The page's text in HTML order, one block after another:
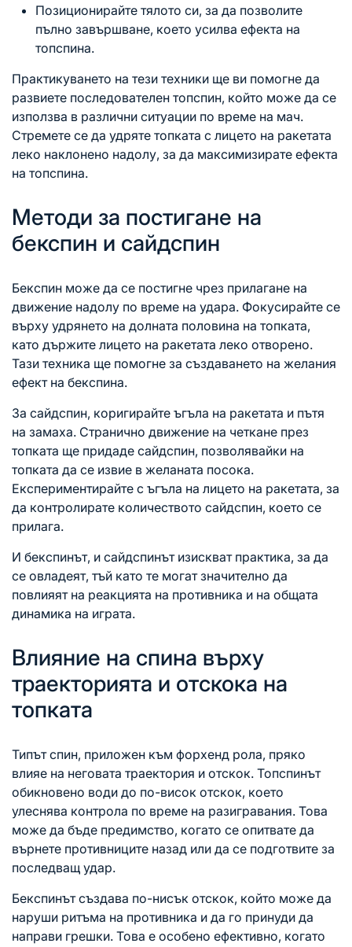
Позиционирайте тялото си, за да позволите
пълно завършване, което усилва ефекта на
топспина.
Практикуването на тези техники ще ви помогне да
развиете последователен топспин, който може да се
използва в различни ситуации по време на мач.
Стремете се да удряте топката с лицето на ракетата
леко наклонено надолу, за да максимизирате ефекта
на топспина.
Методи за постигане на
бекспин и сайдспин
Бекспин може да се постигне чрез прилагане на
движение надолу по време на удара. Фокусирайте се
върху удрянето на долната половина на топката,
като държите лицето на ракетата леко отворено.
Тази техника ще помогне за създаването на желания
ефект на бекспина.
За сайдспин, коригирайте ъгъла на ракетата и пътя
на замаха. Странично движение на четкане през
топката ще придаде сайдспин, позволявайки на
топката да се извие в желаната посока.
Експериментирайте с ъгъла на лицето на ракетата, за
да контролирате количеството сайдспин, което се
прилага.
И бекспинът, и сайдспинът изискват практика, за да
се овладеят, тъй като те могат значително да
повлияят на реакцията на противника и на общата
динамика на играта.
Влияние на спина върху
траекторията и отскока на
топката
Типът спин, приложен към форхенд рола, пряко
влияе на неговата траектория и отскок. Топспинът
обикновено води до по-висок отскок, което
улеснява контрола по време на разигравания. Това
може да бъде предимство, когато се опитвате да
върнете противниците назад или да се подготвите за
последващ удар.
Бекспинът създава по-нисък отскок, който може да
наруши ритъма на противника и да го принуди да
направи грешки. Това е особено ефективно, когато